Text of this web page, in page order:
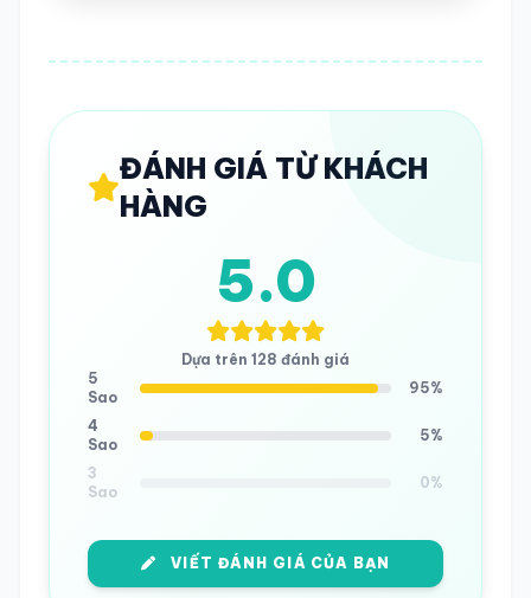
ĐÁNH GIÁ TỪ KHÁCH
HÀNG
5.0
Dựa trên 128 đánh giá
5
Sao
95%
4
Sao
5%
3
Sao
0%
VIẾT ĐÁNH GIÁ CỦA BẠN